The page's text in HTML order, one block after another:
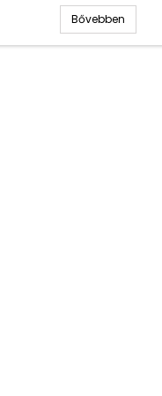
Bővebben